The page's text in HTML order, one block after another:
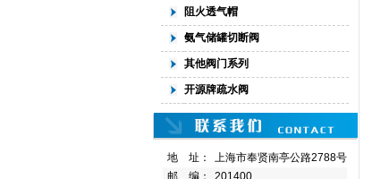
阻火透气帽
氨气储罐切断阀
其他阀门系列
开源牌疏水阀
地 址：
上海市奉贤南亭公路2788号
邮 编：
201400